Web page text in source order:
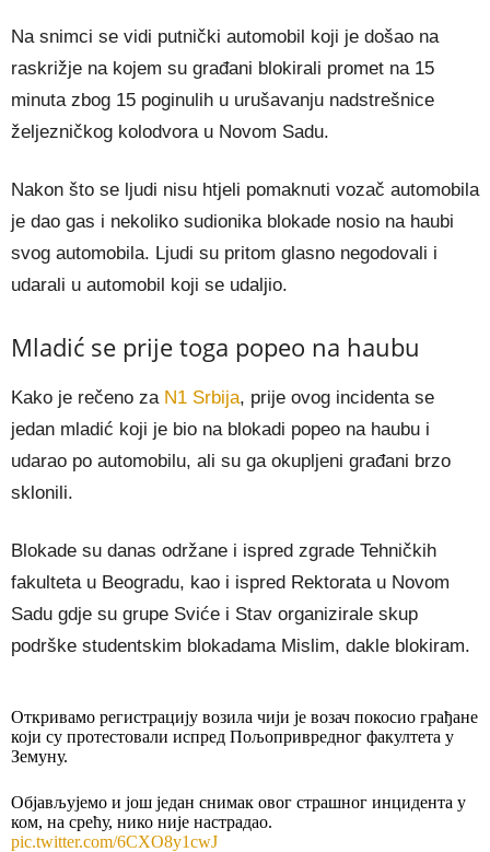
Na snimci se vidi putnički automobil koji je došao na
raskrižje na kojem su građani blokirali promet na 15
minuta zbog 15 poginulih u urušavanju nadstrešnice
željezničkog kolodvora u Novom Sadu.
Nakon što se ljudi nisu htjeli pomaknuti vozač automobila
je dao gas i nekoliko sudionika blokade nosio na haubi
svog automobila. Ljudi su pritom glasno negodovali i
udarali u automobil koji se udaljio.
Mladić se prije toga popeo na haubu
Kako je rečeno za N1 Srbija, prije ovog incidenta se
jedan mladić koji je bio na blokadi popeo na haubu i
udarao po automobilu, ali su ga okupljeni građani brzo
sklonili.
Blokade su danas održane i ispred zgrade Tehničkih
fakulteta u Beogradu, kao i ispred Rektorata u Novom
Sadu gdje su grupe Sviće i Stav organizirale skup
podrške studentskim blokadama Mislim, dakle blokiram.
Откривамо регистрацију возила чији је возач покосио грађане
који су протестовали испред Пољопривредног факултета у
Земуну.
Објављујемо и још један снимак овог страшног инцидента у
ком, на срећу, нико није настрадао.
pic.twitter.com/6CXO8y1cwJ